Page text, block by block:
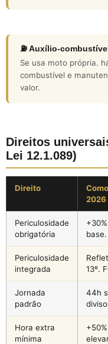
⛽ Auxílio-
Se usa moto própria.
combustível e
valor.
Direitos
Lei 12.1.089)
Direito
2026
Periculosidade
obrigatória
Periculosidade
integrada
13º.
Jornada
padrão
44h
Hora extra
mínima